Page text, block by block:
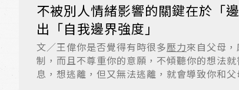
不被別人情緒影響的關鍵在於「
出「自我邊界強度」
文／王偉你是否覺得有時很多壓力來自父母
制，而且不尊重你的意願，不傾聽你的想法
息，想逃離，但又無法逃離，就會導致你和